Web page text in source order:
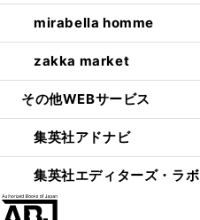
mirabella homme
zakka market
その他WEBサービス
集英社アドナビ
集英社エディターズ・ラボ